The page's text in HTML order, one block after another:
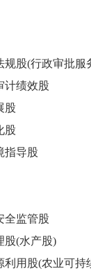
规股(行政审批服
计绩效股
股
股
指导股
全监管股
股(水产股)
利用股(农业可持